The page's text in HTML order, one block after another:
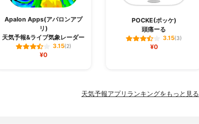
Apalon Apps(アパロンアプ
リ)
天気予報&ライブ気象レーダー
3.15(2)
¥0
POCKE(ポッケ)
頭痛ーる
3.15(3)
¥0
天気予報アプリランキングをもっと見る